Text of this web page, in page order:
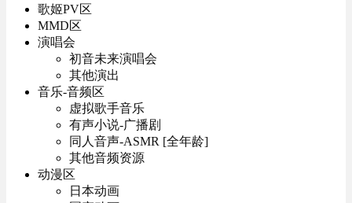
歌姬PV区
MMD区
演唱会
初音未来演唱会
其他演出
音乐-音频区
虚拟歌手音乐
有声小说-广播剧
同人音声-ASMR [全年龄]
其他音频资源
动漫区
日本动画